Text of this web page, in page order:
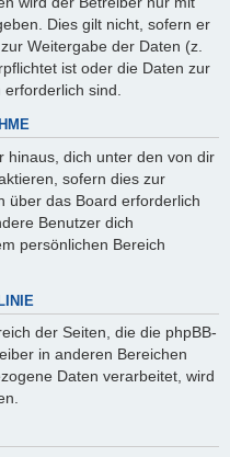
Dies gilt nicht, sofern er
Weitergabe der Daten (z.
ist oder die Daten zur
sind.
hinaus, dich unter den von dir
sofern dies zur
über das Board erforderlich
Benutzer dich
persönlichen Bereich
der Seiten, die die phpBB-
in anderen Bereichen
Daten verarbeitet, wird